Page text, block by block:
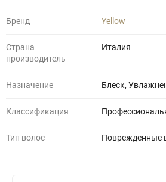
Бренд Yellow
Страна
производитель
Италия
Назначение Блеск,
Классификация
Тип волос Поврежденные